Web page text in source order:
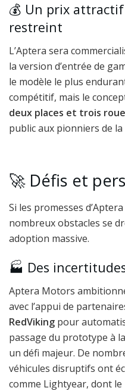
💰 Un prix
restreint
L’Aptera sera
la version d’entrée de
le modèle le plus
compétitif, mais le
deux places et trois
public aux pionniers de
🚀 Défis et
Si les promesses
nombreux obstacles se
adoption massive.
🏭 Des
Aptera Motors
avec l’appui de
RedViking pour
passage du prototype à
un défi majeur. De
véhicules disruptifs ont
comme Lightyear, dont